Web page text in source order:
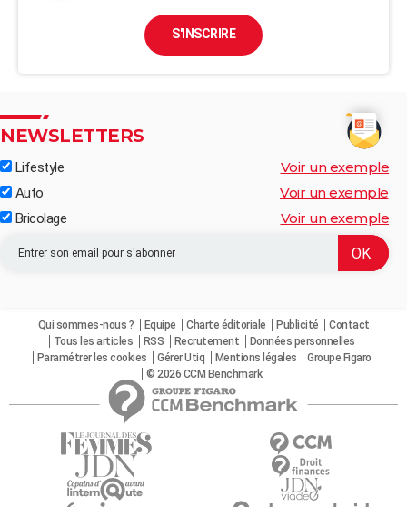
S'INSCRIRE
NEWSLETTERS
Lifestyle Voir un exemple
Auto Voir un exemple
Bricolage Voir un exemple
Qui sommes-nous ? Equipe Charte éditoriale Publicité
Contact
Tous les articles
RSS Recrutement
Données personnelles
Paramétrer les cookies
Gérer Utiq Mentions légales
Groupe Figaro
© 2026 CCM Benchmark